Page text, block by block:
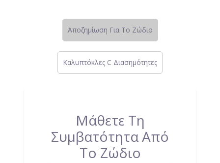
Αποζημίωση Για Το Ζώδιο
Καλυπτόκλες C Διασημότητες
Μάθετε Τη
Συμβατότητα Από
Το Ζώδιο